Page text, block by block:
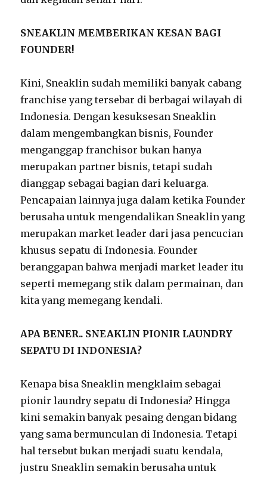
SNEAKLIN MEMBERIKAN KESAN BAGI
FOUNDER!
Kini, Sneaklin sudah memiliki banyak cabang
franchise yang tersebar di berbagai wilayah di
Indonesia. Dengan kesuksesan Sneaklin
dalam mengembangkan bisnis, Founder
menganggap franchisor bukan hanya
merupakan partner bisnis, tetapi sudah
dianggap sebagai bagian dari keluarga.
Pencapaian lainnya juga dalam ketika Founder
berusaha untuk mengendalikan Sneaklin yang
merupakan market leader dari jasa pencucian
khusus sepatu di Indonesia. Founder
beranggapan bahwa menjadi market leader itu
seperti memegang stik dalam permainan, dan
kita yang memegang kendali.
APA BENER.. SNEAKLIN PIONIR LAUNDRY
SEPATU DI INDONESIA?
Kenapa bisa Sneaklin mengklaim sebagai
pionir laundry sepatu di Indonesia? Hingga
kini semakin banyak pesaing dengan bidang
yang sama bermunculan di Indonesia. Tetapi
hal tersebut bukan menjadi suatu kendala,
justru Sneaklin semakin berusaha untuk